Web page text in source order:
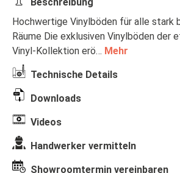
Hochwertige Vinylböden für alle stark
Räume Die exklusiven Vinylböden der
Vinyl-Kollektion erö… Mehr
Technische Details
Downloads
Videos
Handwerker vermitteln
Showroomtermin vereinbaren